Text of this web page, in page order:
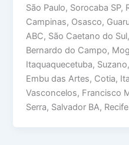
São Paulo, Sorocaba SP,
Campinas, Osasco,
ABC, São Caetano do
Bernardo do Campo,
Itaquaquecetuba,
Embu das Artes, Cotia,
Vasconcelos, Francisco
Serra, Salvador BA,